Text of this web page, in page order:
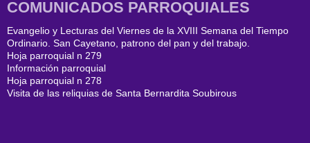
COMUNICADOS PARROQUIALES
Evangelio y Lecturas del Viernes de la XVIII Semana del Tiempo
Ordinario. San Cayetano, patrono del pan y del trabajo.
Hoja parroquial n 279
Información parroquial
Hoja parroquial n 278
Visita de las reliquias de Santa Bernardita Soubirous